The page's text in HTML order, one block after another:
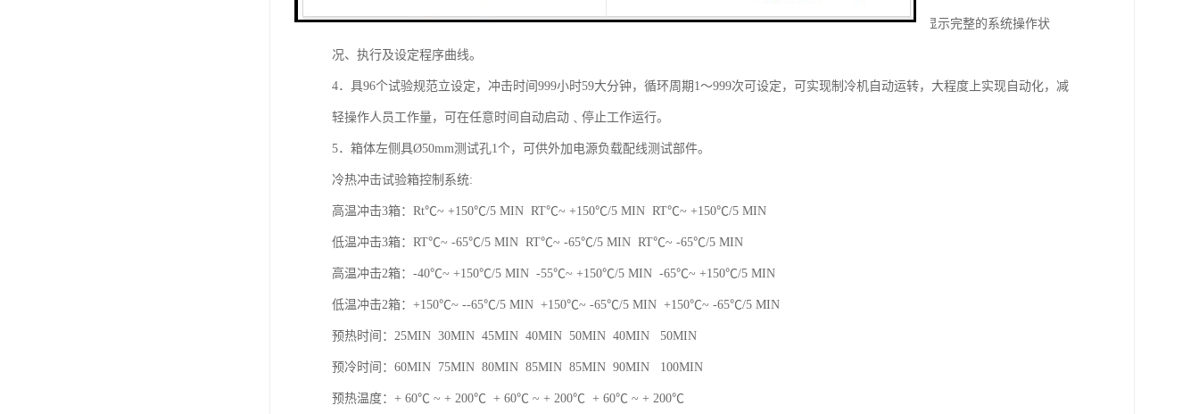
3．采用触控式液晶（LCD）显示人机介面控制器，的计测装置，操作简单，学习容易，稳定可靠，中，英文显示完整的系统操作状
况、执行及设定程序曲线。
4．具96个试验规范立设定，冲击时间999小时59大分钟，循环周期1～999次可设定，可实现制冷机自动运转，大程度上实现自动化，减
轻操作人员工作量，可在任意时间自动启动﹑停止工作运行。
5．箱体左侧具Ø50mm测试孔1个，可供外加电源负载配线测试部件。
冷热冲击试验箱控制系统:
高温冲击3箱：Rt℃~ +150℃/5 MIN RT℃~ +150℃/5 MIN RT℃~ +150℃/5 MIN
低温冲击3箱：RT℃~ -65℃/5 MIN RT℃~ -65℃/5 MIN RT℃~ -65℃/5 MIN
高温冲击2箱：-40℃~ +150℃/5 MIN -55℃~ +150℃/5 MIN -65℃~ +150℃/5 MIN
低温冲击2箱：+150℃~ --65℃/5 MIN +150℃~ -65℃/5 MIN +150℃~ -65℃/5 MIN
预热时间：25MIN 30MIN 45MIN 40MIN 50MIN 40MIN 50MIN
预冷时间：60MIN 75MIN 80MIN 85MIN 85MIN 90MIN 100MIN
预热温度：+ 60℃ ~ + 200℃ + 60℃ ~ + 200℃ + 60℃ ~ + 200℃